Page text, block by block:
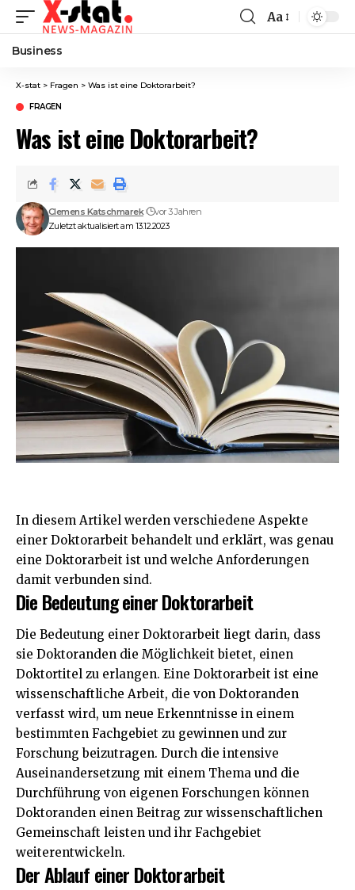
Font
Aa
Business
X-stat > Fragen > Was ist eine Doktorarbeit?
FRAGEN
Was ist eine Doktorarbeit?
Zuletzt aktualisiert am 13.12.2023
Clemens Katschmarek vor 3 Jahren
In diesem Artikel werden verschiedene Aspekte
einer Doktorarbeit behandelt und erklärt, was genau
eine Doktorarbeit ist und welche Anforderungen
damit verbunden sind.
Die Bedeutung einer Doktorarbeit
Die Bedeutung einer Doktorarbeit liegt darin, dass
sie Doktoranden die Möglichkeit bietet, einen
Doktortitel zu erlangen. Eine Doktorarbeit ist eine
wissenschaftliche Arbeit, die von Doktoranden
verfasst wird, um neue Erkenntnisse in einem
bestimmten Fachgebiet zu gewinnen und zur
Forschung beizutragen. Durch die intensive
Auseinandersetzung mit einem Thema und die
Durchführung von eigenen Forschungen können
Doktoranden einen Beitrag zur wissenschaftlichen
Gemeinschaft leisten und ihr Fachgebiet
weiterentwickeln.
Der Ablauf einer Doktorarbeit